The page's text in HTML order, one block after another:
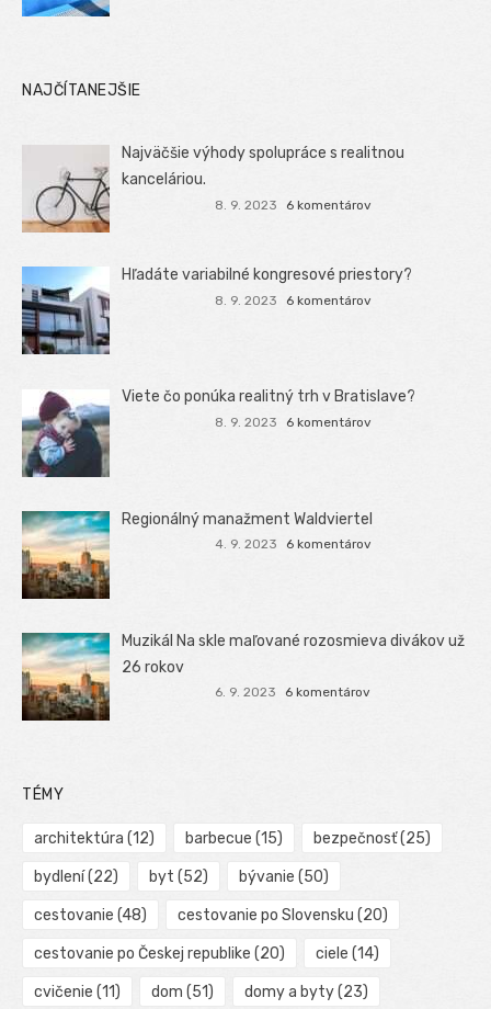
NAJČÍTANEJŠIE
Najväčšie výhody spolupráce s realitnou
kanceláriou.
8. 9. 2023 6 komentárov
Hľadáte variabilné kongresové priestory?
8. 9. 2023 6 komentárov
Viete čo ponúka realitný trh v Bratislave?
8. 9. 2023 6 komentárov
Regionálný manažment Waldviertel
4. 9. 2023 6 komentárov
Muzikál Na skle maľované rozosmieva divákov už
26 rokov
6. 9. 2023 6 komentárov
TÉMY
architektúra (12) barbecue (15) bezpečnosť(25)
bydlení(22) byt (52) bývanie (50)
cestovanie (48) cestovanie po Slovensku (20)
cestovanie po Českej republike (20) ciele (14)
cvičenie (11) dom (51) domy a byty(23)